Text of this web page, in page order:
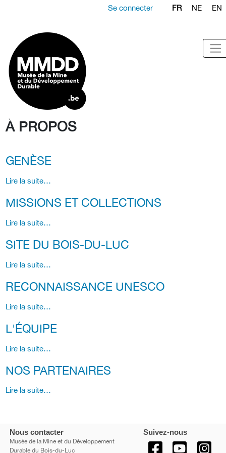
Se connecter FR NE EN
À PROPOS
GENÈSE
Lire la suite…
MISSIONS ET COLLECTIONS
Lire la suite…
SITE DU BOIS-DU-LUC
Lire la suite…
RECONNAISSANCE UNESCO
Lire la suite…
L'ÉQUIPE
Lire la suite…
NOS PARTENAIRES
Lire la suite…
Nous contacter
Musée de la Mine et du Développement
Durable du Bois-du-Luc
Suivez-nous